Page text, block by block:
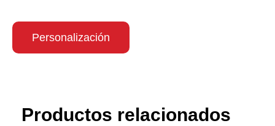
Personalización
Productos relacionados